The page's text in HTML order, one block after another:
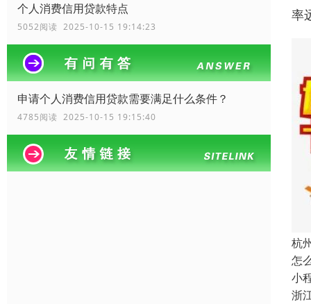
个人消费信用贷款特点
5052阅读 2025-10-15 19:14:23
申请个人消费信用贷款需要满足什么条件？
4785阅读 2025-10-15 19:15:40
率
杭
怎
小
浙